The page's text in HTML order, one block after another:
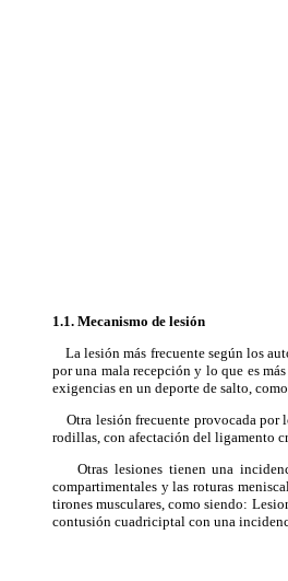
1.1. Mecanismo de lesión
La lesión más frecuente según los
por una mala recepción y lo que es
exigencias en un deporte de salto,
Otra lesión frecuente provocada por
rodillas, con afectación del ligamento
Otras lesiones tienen una
compartimentales y las roturas
tirones musculares, como siendo:
contusión cuadriciptal con una